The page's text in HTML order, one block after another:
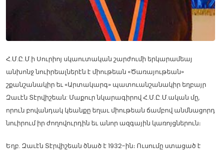
Հ.Մ.Ը.Մ.ի Սուրիոյ սկաուտական շարժումի երկարամեայ
անխոնջ նուիրեալներէն է միութեան «Ծառայութեան»
շքանշանակիր եւ «Արտակարգ» պատուանշանակիր եղբայր
Զաւէն Տէրվիշեան: Մաքուր նկարագիրով Հ.Մ.Ը.Մ.ական մը,
որուն բովանդակ կեանքը եղաւ միութեան ճամբով անմնացորդ
նուիրում իր ժողովուրդին եւ անոր ազգային կառոյցներուն։
Եղբ. Զաւէն Տէրվիշեան ծնած է 1932-ին։ Ուսումը ստացած է